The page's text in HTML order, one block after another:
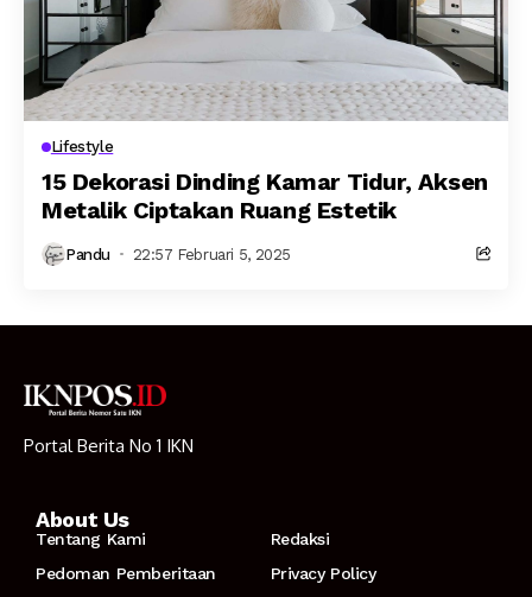
Lifestyle
15 Dekorasi Dinding Kamar Tidur, Aksen
Metalik Ciptakan Ruang Estetik
Pandu 22:57 Februari 5, 2025
Portal Berita No 1 IKN
About Us
Tentang Kami
Redaksi
Pedoman Pemberitaan
Privacy Policy